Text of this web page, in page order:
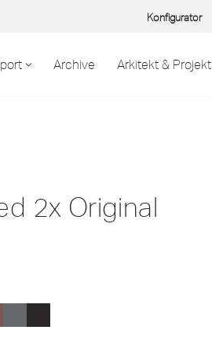
Konfigurator
Archive Arkitekt & Projekt
2x Original